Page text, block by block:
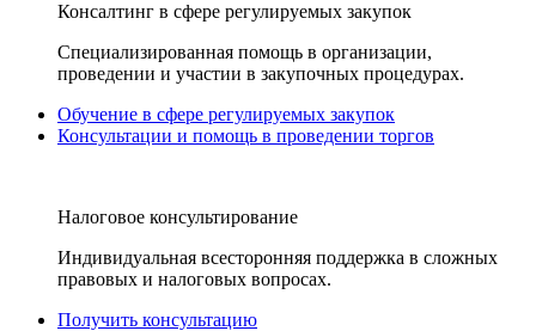
Консалтинг в сфере регулируемых закупок
Специализированная помощь в организации,
проведении и участии в закупочных процедурах.
Обучение в сфере регулируемых закупок
Консультации и помощь в проведении торгов
Налоговое консультирование
Индивидуальная всесторонняя поддержка в сложных
правовых и налоговых вопросах.
Получить консультацию